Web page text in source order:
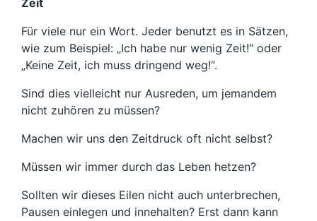
Zeit
Für viele nur ein Wort. Jeder benutzt es in Sätzen,
wie zum Beispiel: „Ich habe nur wenig Zeit!“ oder
„Keine Zeit, ich muss dringend weg!“.
Sind dies vielleicht nur Ausreden, um jemandem
nicht zuhören zu müssen?
Machen wir uns den Zeitdruck oft nicht selbst?
Müssen wir immer durch das Leben hetzen?
Sollten wir dieses Eilen nicht auch unterbrechen,
Pausen einlegen und innehalten? Erst dann kann